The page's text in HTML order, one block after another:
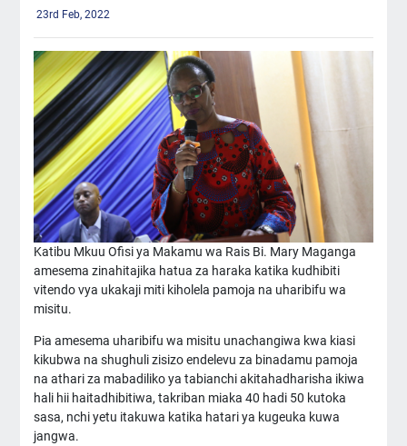
23rd Feb, 2022
Katibu Mkuu Ofisi ya Makamu wa Rais Bi. Mary Maganga
amesema zinahitajika hatua za haraka katika kudhibiti
vitendo vya ukakaji miti kiholela pamoja na uharibifu wa
misitu.
Pia amesema uharibifu wa misitu unachangiwa kwa kiasi
kikubwa na shughuli zisizo endelevu za binadamu pamoja
na athari za mabadiliko ya tabianchi akitahadharisha ikiwa
hali hii haitadhibitiwa, takriban miaka 40 hadi 50 kutoka
sasa, nchi yetu itakuwa katika hatari ya kugeuka kuwa
jangwa.